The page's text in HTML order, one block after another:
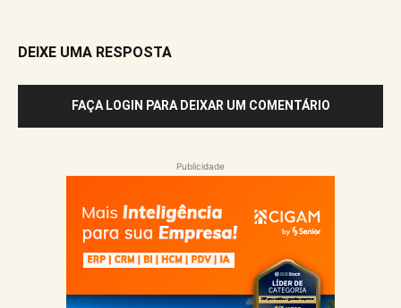
DEIXE UMA RESPOSTA
FAÇA LOGIN PARA DEIXAR UM COMENTÁRIO
Publicidade